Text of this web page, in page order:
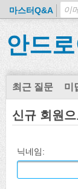
마스터Q&A
안드
최근 질문 미
신규 회원
닉네임: